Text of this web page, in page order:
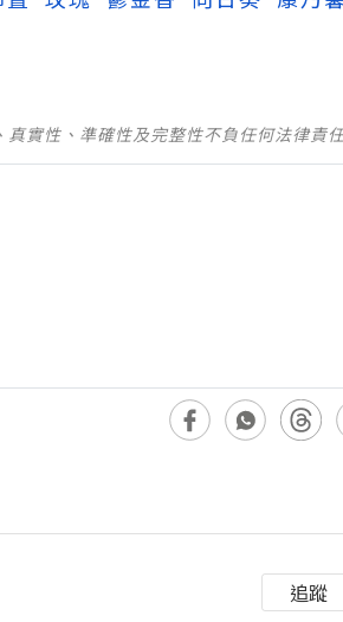
實性、準確性及完整性不負任何法律責
追蹤